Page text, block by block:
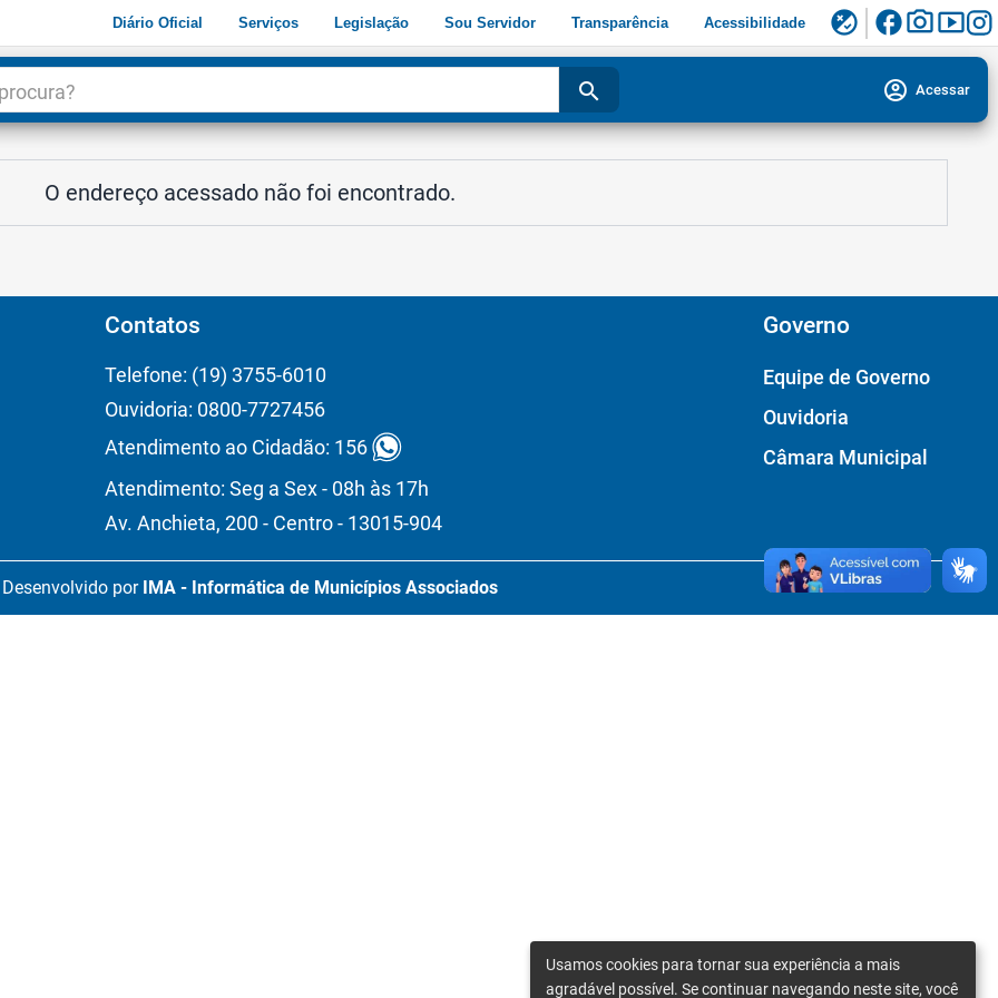
Diário Oficial Serviços Legislação Sou Servidor Transparência Acessibilidade flaky facebookphoto_camerasmart_display
search account_circle Acessar
O endereço acessado não foi encontrado.
Contatos
Telefone: (19) 3755-6010
Ouvidoria: 0800-7727456
Atendimento ao Cidadão: 156
Atendimento: Seg a Sex - 08h às 17h
Av. Anchieta, 200 - Centro - 13015-904
Governo
Equipe de Governo
Ouvidoria
Câmara Municipal
Desenvolvido por IMA - Informática de Municípios Associados
Usamos cookies para tornar sua experiência a mais
agradável possível. Se continuar navegando neste site, você